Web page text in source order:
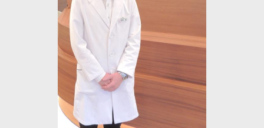
広島県
テニス、ウォーキング
ニュー・シネマ・パラダイス